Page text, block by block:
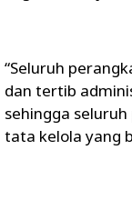
“Seluruh
dan tertib
sehingga
tata kelola yang